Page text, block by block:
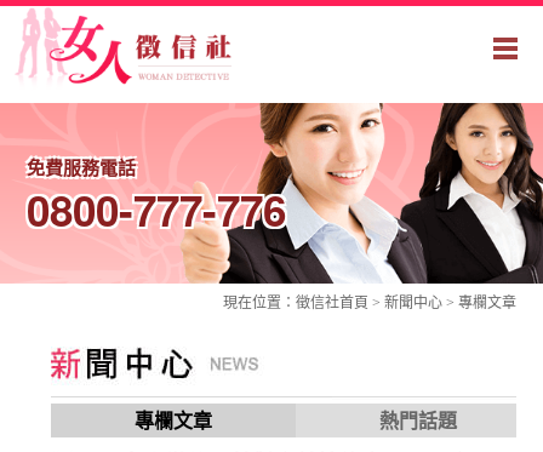
免費服務電話
0800-777-776
現在位置： 徵信社首頁 > 新聞中心 > 專欄文章
專欄文章 熱門話題